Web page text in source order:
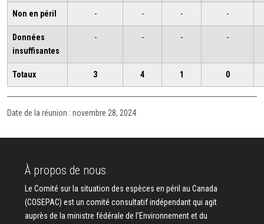
Non en péril - - - -
Données
insuffisantes
- - - -
Totaux 3 4 1 0
Date de la réunion : novembre 28, 2024
À propos de nous
Le Comité sur la situation des espèces en péril au Canada
(COSEPAC) est un comité consultatif indépendant qui agit
auprès de la ministre fédérale de l’Environnement et du